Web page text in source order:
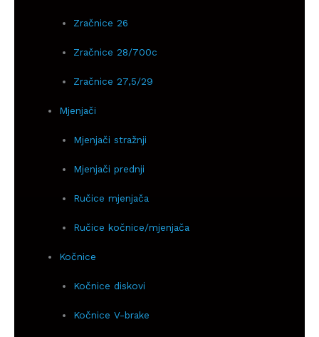
Zračnice 26
Zračnice 28/700c
Zračnice 27,5/29
Mjenjači
Mjenjači stražnji
Mjenjači prednji
Ručice mjenjača
Ručice kočnice/mjenjača
Kočnice
Kočnice diskovi
Kočnice V-brake